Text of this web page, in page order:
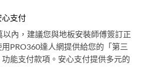
心支付
內，建議您與地板安裝師傅簽訂正
PRO360達人網提供給您的「第三
能支付款項。安心支付提供多元的